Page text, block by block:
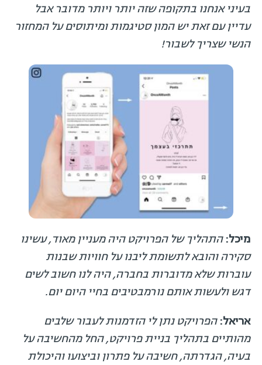
בעיני אנחנו בתקופה שזה יותר ויותר מדובר אבל
עדיין עם זאת יש המון סטיגמות ומיתוסים על המחזור
הנשי שצריך לשבור!
מיכל: התהליך של הפרויקט היה מעניין מאוד, עשינו
סקירה והובא לתשומת ליבנו על חוויות שבנות
עוברות שלא מדוברות בחברה, היה לנו חשוב לשים
דגש ולעשות אותם נורמבטיבים בחיי היום יום.
אריאל: הפרויקט נתן לי הזדמנות לעבור שלבים
מהותיים בתהליך בניית פרויקט, החל מהחשיבה על
בעיה, הגדרתה, חשיבה על פתרון וביצועו והיכולת